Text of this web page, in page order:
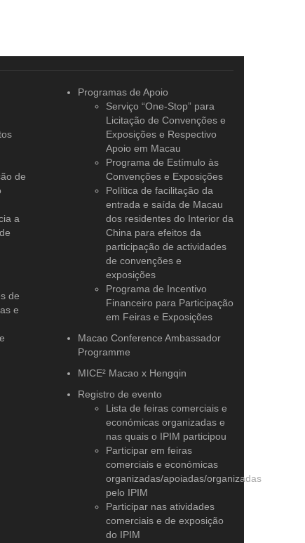
de
a
de
e
Programas de Apoio
Serviço “One-Stop” para
Licitação de Convenções e
Exposições e Respectivo
Apoio em Macau
Programa de Estímulo às
Convenções e Exposições
Política de facilitação da
entrada e saída de Macau
dos residentes do Interior da
China para efeitos da
participação de actividades
de convenções e
exposições
Programa de Incentivo
Financeiro para Participação
em Feiras e Exposições
Macao Conference Ambassador
Programme
MICE² Macao x Hengqin
Registro de evento
Lista de feiras comerciais e
económicas organizadas e
nas quais o IPIM participou
Participar em feiras
comerciais e económicas
organizadas/apoiadas/organizadas
pelo IPIM
Participar nas atividades
comerciais e de exposição
do IPIM